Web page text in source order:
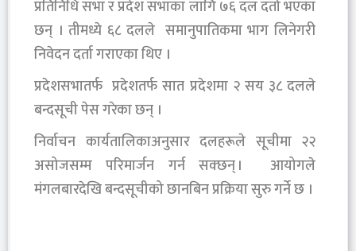
प्रतिनिधि सभा र प्रदेश सभाका लागि ७६ दल दर्ता भएका
छन् । तीमध्ये ६८ दलले समानुपातिकमा भाग लिनेगरी
निवेदन दर्ता गराएका थिए ।
प्रदेशसभातर्फ प्रदेशतर्फ सात प्रदेशमा २ सय ३८ दलले
बन्दसूची पेस गरेका छन् ।
निर्वाचन कार्यतालिकाअनुसार दलहरूले सूचीमा २२
असोजसम्म परिमार्जन गर्न सक्छन् । आयोगले
मंगलबारदेखि बन्दसूचीको छानबिन प्रक्रिया सुरु गर्ने छ ।